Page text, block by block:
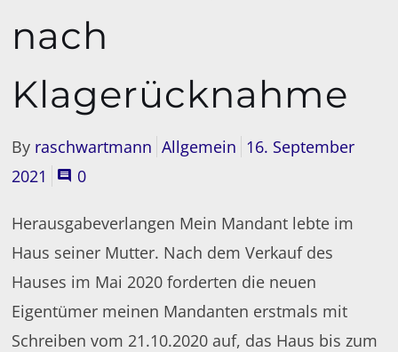
nach
Klagerücknahme
By raschwartmann Allgemein 16. September
2021
0
Herausgabeverlangen Mein Mandant lebte im
Haus seiner Mutter. Nach dem Verkauf des
Hauses im Mai 2020 forderten die neuen
Eigentümer meinen Mandanten erstmals mit
Schreiben vom 21.10.2020 auf, das Haus bis zum